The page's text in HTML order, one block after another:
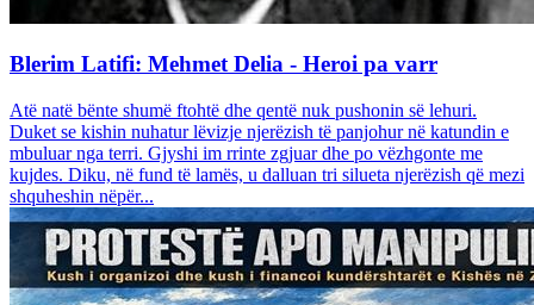
Blerim Latifi: Mehmet Delia - Heroi pa varr
Atë natë bënte shumë ftohtë dhe qentë nuk pushonin së lehuri.
Duket se kishin nuhatur lëvizje njerëzish të panjohur në katundin e
mbuluar nga terri. Gjyshi im rrinte zgjuar dhe po vëzhgonte me
kujdes. Diku, në fund të lamës, u dalluan tri silueta njerëzish që mezi
shquheshin nëpër...